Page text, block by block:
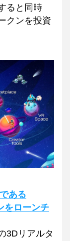
ると同時
クンを投資
ある
をローンチ
3Dリアルタ